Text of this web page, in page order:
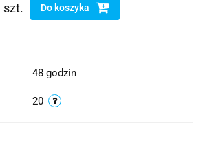
szt. Do koszyka
48 godzin
20